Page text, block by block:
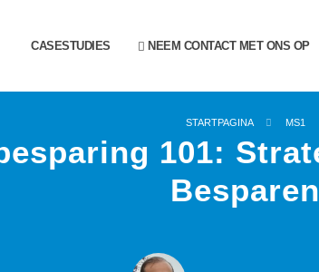
CASESTUDIES NEEM CONTACT MET ONS OP
STARTPAGINA MS1
101:
Besparen